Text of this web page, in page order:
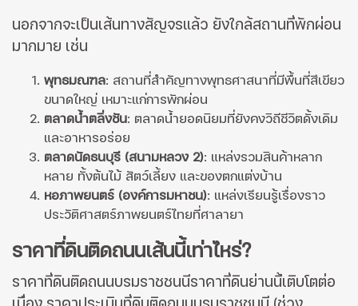
นอกจากจะเป็นเส้นทางสัญจรแล้ว ยังใกล้สถานที่พักผ่อน
มากมาย เช่น
พุทธมณฑล: สถานที่สำคัญทางพุทธศาสนาที่มีพื้นที่สีเขียว
ขนาดใหญ่ เหมาะแก่การพักผ่อน
ตลาดน้ำตลิ่งชัน: ตลาดน้ำยอดนิยมที่ยังคงวิถีชีวิตดั้งเดิม
และอาหารอร่อย
ตลาดนัดธนบุรี (สนามหลวง 2): แหล่งรวมสินค้าหลาก
หลาย ทั้งต้นไม้ สัตว์เลี้ยง และของตกแต่งบ้าน
หอภาพยนตร์ (องค์การมหาชน): แหล่งเรียนรู้เรื่องราว
ประวัติศาสตร์ภาพยนตร์ไทยที่ศาลายา
ราคาที่ดินติดถนนเส้นนี้เท่าไหร่?
ราคาที่ดินติดถนนบรมราชชนนีราคาที่ดินย่านนี้เติบโตต่อ